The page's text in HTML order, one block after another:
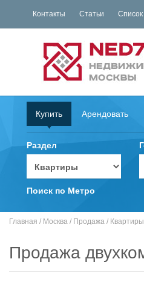
Контакты Статьи Список
Купить Арендовать
Раздел
Поиск по Метро
Главная / Москва / Продажа / Квартиры
Продажа